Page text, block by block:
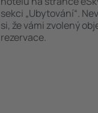
sekci „Ubytování“.
si, že vámi zvolený
rezervace.